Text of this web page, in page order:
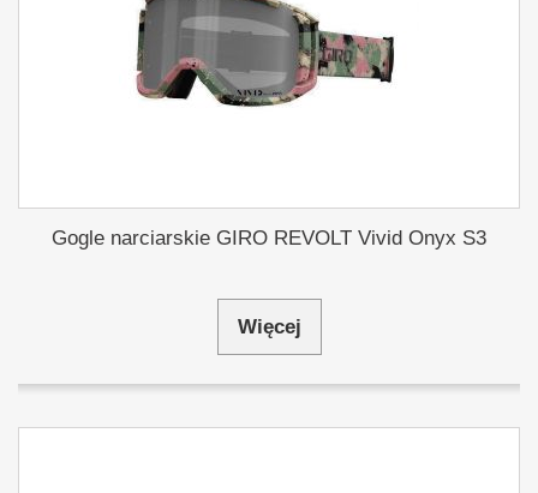
Gogle narciarskie GIRO REVOLT Vivid Onyx S3
Więcej